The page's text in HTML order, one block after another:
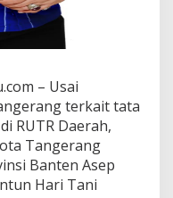
– Usai
terkait tata
RUTR Daerah,
Tangerang
Banten Asep
Hari Tani